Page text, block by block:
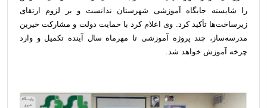
را شایسته جایگاه آموزشی شهرستان ندانست و بر لزوم ارتقای
زیرساخت‌ها تأکید کرد. وی اعلام کرد با حمایت دولت و مشارکت خیرین
مدرسه‌ساز، چند پروژه آموزشی تا مهرماه سال آینده تکمیل و وارد
چرخه آموزش خواهد شد.